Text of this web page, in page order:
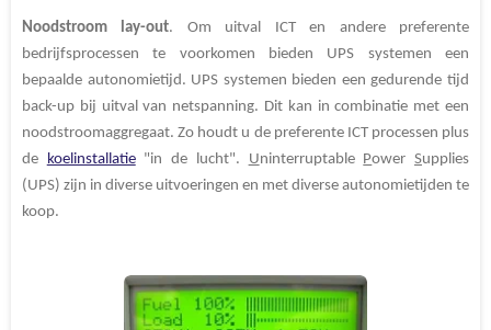
Noodstroom lay-out. Om uitval ICT en andere preferente
bedrijfsprocessen te voorkomen bieden UPS systemen een
bepaalde autonomietijd. UPS systemen bieden een gedurende tijd
back-up bij uitval van netspanning. Dit kan in combinatie met een
noodstroomaggregaat. Zo houdt u de preferente ICT processen plus
de
koelinstallatie "in de lucht". Uninterruptable PowerSupplies
(UPS) zijn in diverse uitvoeringen en met diverse autonomietijden te
koop.